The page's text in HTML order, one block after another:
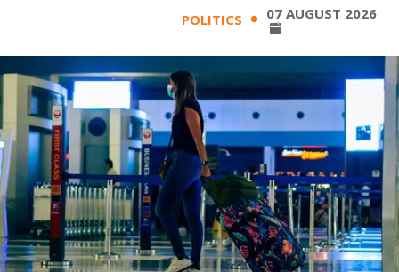
POLITICS 07 AUGUST 2026